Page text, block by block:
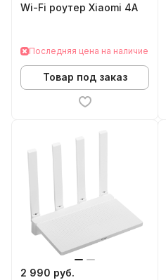
Wi-Fi роутер Xiaomi 4A
Последняя цена на наличие
Товар под заказ
2 990 руб.